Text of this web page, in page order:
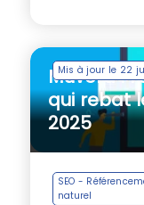
Mis à jour le 22
Muvera :
qui rebat
2025
SEO -
naturel